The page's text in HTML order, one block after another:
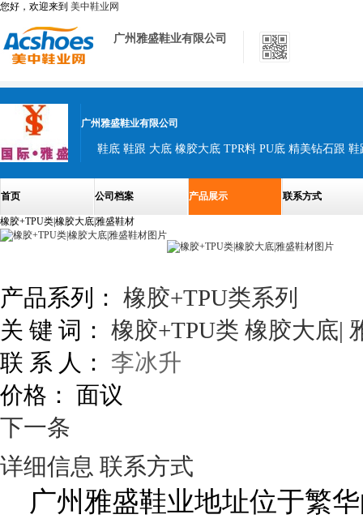
您好，欢迎来到 美中鞋业网
广州雅盛鞋业有限公司
广州雅盛鞋业有限公司
鞋底 鞋跟 大底 橡胶大底 TPR料 PU底 精美钻石跟 鞋
首页 公司档案 产品展示 联系方式
橡胶+TPU类|橡胶大底|雅盛鞋材
产品系列： 橡胶+TPU类系列
关 键 词： 橡胶+TPU类 橡胶大底|
联 系 人：
李冰升
价格： 面议
下一条
详细信息 联系方式
广州雅盛鞋业地址位于繁